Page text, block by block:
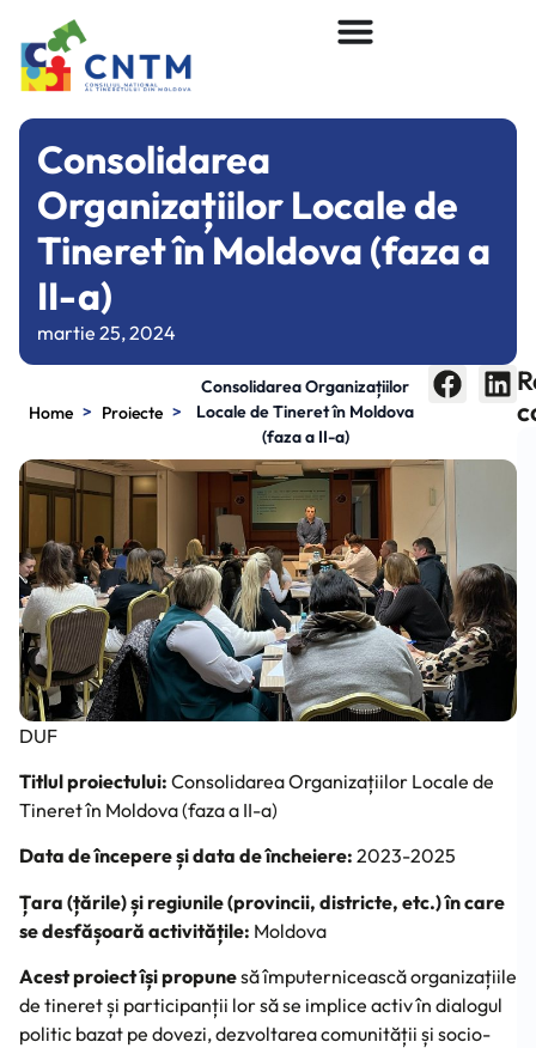
Consolidarea
Organizațiilor Locale de
Tineret în Moldova (faza a
II-a)
martie 25, 2024
Home > Proiecte >
Consolidarea Organizațiilor
Locale de Tineret în Moldova
(faza a II-a)
DUF
Titlul proiectului: Consolidarea Organizațiilor Locale de
Tineret în Moldova (faza a II-a)
Data de începere și data de încheiere: 2023-2025
Țara (țările) și regiunile (provincii, districte, etc.) în care
se desfășoară activitățile: Moldova
Acest proiect își propunesă împuternicească organizațiile
de tineret și participanții lor să se implice activ în dialogul
politic bazat pe dovezi, dezvoltarea comunității și socio-